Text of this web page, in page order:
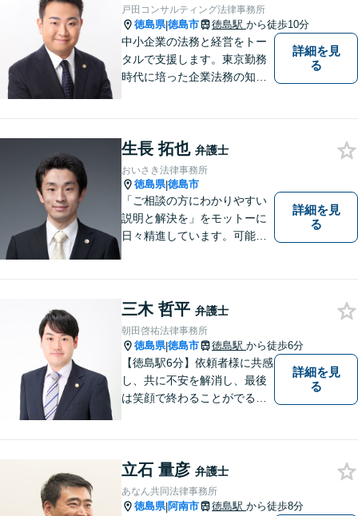
戸田コンサルティング法律事務所
徳島県|徳島市 徳島駅 から徒歩10分
中小企業の法務と経営をトー
タルで支援します。東京勤務
時代に培った企業法務の知見
す。
詳細を見
る
生長 拓也 弁護士
おいさき法律事務所
徳島県|徳島市
「ご相談の方にわかりやすい
説明と解決を」をモットーに
日々精進しています。可能な
詳細を見
る
三木 哲平 弁護士
朝田啓祐法律事務所
徳島県|徳島市 徳島駅 から徒歩6分
【徳島駅6分】依頼者様に共感
し、共に不安を解消し、最後
は笑顔で終わることがでるよ
相談にのっています。 まずは
ご相談ください。
詳細を見
る
立石 量彦 弁護士
あなん共同法律事務所
徳島県|阿南市 徳島駅 から徒歩8分